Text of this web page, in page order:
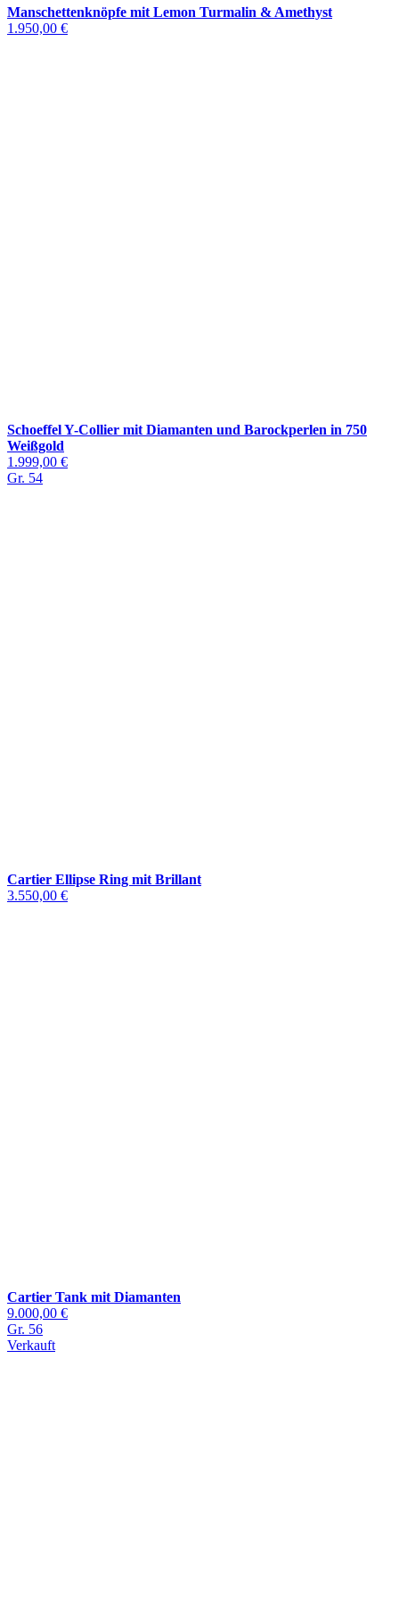
Manschettenknöpfe mit Lemon Turmalin & Amethyst
1.950,00 €
Schoeffel Y-Collier mit Diamanten und Barockperlen in 750
Weißgold
1.999,00 €
Gr. 54
Cartier Ellipse Ring mit Brillant
3.550,00 €
Cartier Tank mit Diamanten
9.000,00 €
Gr. 56
Verkauft